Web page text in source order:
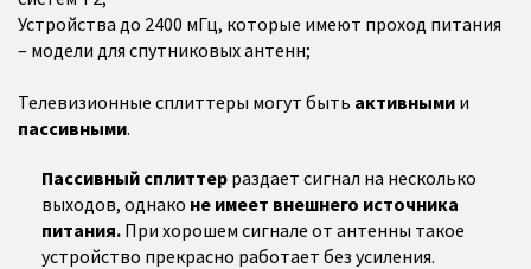
Устройства до 2400 мГц, которые имеют проход питания
– модели для спутниковых антенн;
Телевизионные сплиттеры могут быть активными и
пассивными.
Пассивный сплиттер раздает сигнал на несколько
выходов, однако не имеет внешнего источника
питания. При хорошем сигнале от антенны такое
устройство прекрасно работает без усиления.